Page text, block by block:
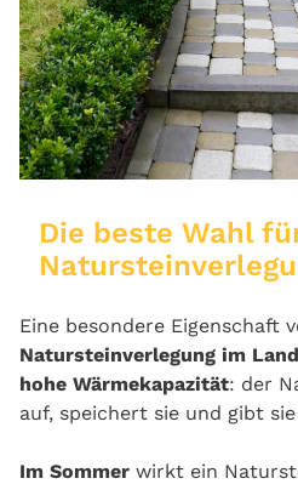
Die beste Wahl
Eine besondere Eigenschaft
Natursteinverlegung im
hohe Wärmekapazität: der
auf, speichert sie und gibt
Im Sommer wirkt ein